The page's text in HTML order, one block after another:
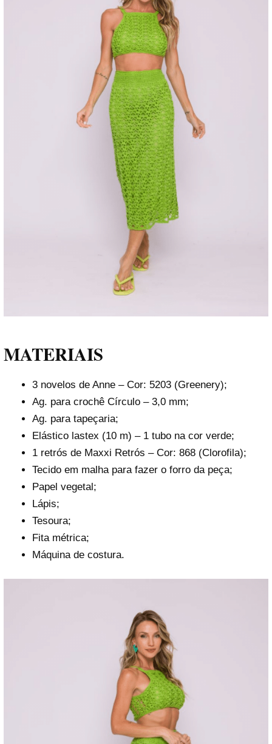
MATERIAIS
3 novelos de Anne – Cor: 5203 (Greenery);
Ag. para crochê Círculo – 3,0 mm;
Ag. para tapeçaria;
Elástico lastex (10 m) – 1 tubo na cor verde;
1 retrós de Maxxi Retrós – Cor: 868 (Clorofila);
Tecido em malha para fazer o forro da peça;
Papel vegetal;
Lápis;
Tesoura;
Fita métrica;
Máquina de costura.